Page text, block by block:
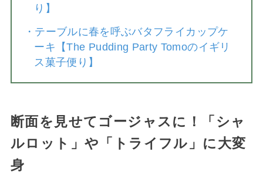
り】
・ テーブルに春を呼ぶバタフライカップケ
ーキ【The Pudding Party Tomoのイギリ
ス菓子便り】
断面を見せてゴージャスに！「シャ
ルロット」や「トライフル」に大変
身